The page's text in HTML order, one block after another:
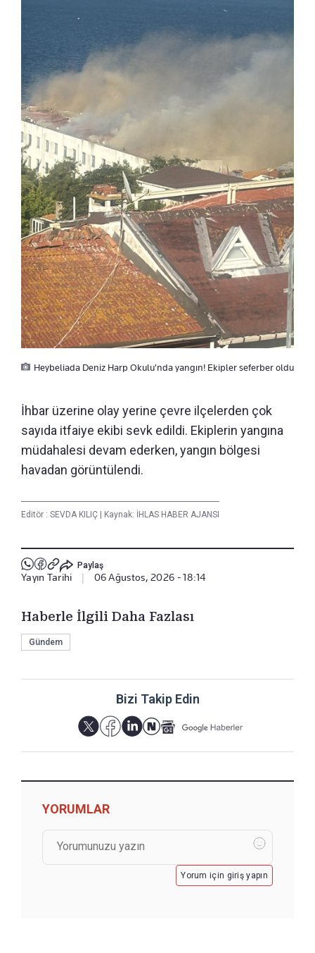
Heybeliada Deniz Harp Okulu'nda yangın! Ekipler seferber oldu
İhbar üzerine olay yerine çevre ilçelerden çok
sayıda itfaiye ekibi sevk edildi. Ekiplerin yangına
müdahalesi devam ederken, yangın bölgesi
havadan görüntülendi.
Editör : SEVDA KILIÇ Kaynak: İHLAS HABER AJANSI
Paylaş
Yayın Tarihi 06 Ağustos, 2026 - 18:14
Haberle İlgili Daha Fazlası
Gündem
Bizi Takip Edin
YORUMLAR
Yorum için giriş yapın